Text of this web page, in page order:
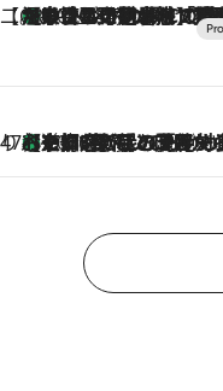
【CREA×星野リゾート】唯一無二。癒しと発見が待
2026.8.7
【トンボの足水浴】ヒノキの香りに包まれて涼感マックス！約13℃の湧水かけ流しを避暑地「星野温泉 トンボ
47都道府県の手みやげ ひんやりスイーツで夏を満喫
2026.8.7
【京都府】この夏絶対食べたい 冷やしておいしいおやつ3選 ひと口目から心を掴む新緑の